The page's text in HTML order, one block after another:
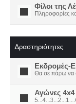
Φίλοι της
Πληροφορίες
Δραστηριότητες
Εκδρομές-
Θα σε πάρω να
Αγώνες 4x4